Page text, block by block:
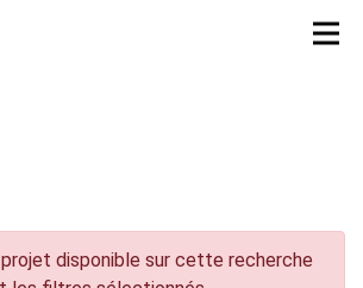
projet disponible sur cette recherche